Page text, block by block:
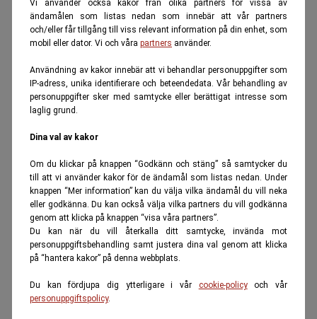
Vi använder också kakor från olika partners för vissa av
ändamålen som listas nedan som innebär att vår partners
och/eller får tillgång till viss relevant information på din enhet, som
mobil eller dator. Vi och våra partners använder.
Användning av kakor innebär att vi behandlar personuppgifter som
IP-adress, unika identifierare och beteendedata. Vår behandling av
personuppgifter sker med samtycke eller berättigat intresse som
laglig grund.
Dina val av kakor
Om du klickar på knappen “Godkänn och stäng” så samtycker du
till att vi använder kakor för de ändamål som listas nedan. Under
knappen “Mer information” kan du välja vilka ändamål du vill neka
eller godkänna. Du kan också välja vilka partners du vill godkänna
genom att klicka på knappen “visa våra partners”.
Du kan när du vill återkalla ditt samtycke, invända mot
personuppgiftsbehandling samt justera dina val genom att klicka
på “hantera kakor” på denna webbplats.
Du kan fördjupa dig ytterligare i vår cookie-policyoch vår
personuppgiftspolicy.